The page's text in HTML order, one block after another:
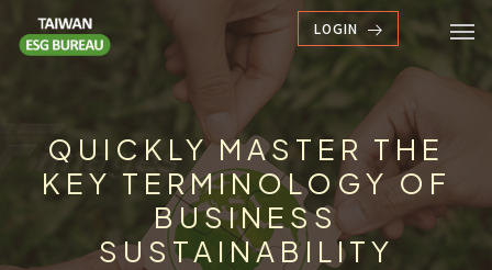
ESG Database
Latest News
LOGIN
QUICKLY MASTER THE
KEY TERMINOLOGY OF
BUSINESS
SUSTAINABILITY